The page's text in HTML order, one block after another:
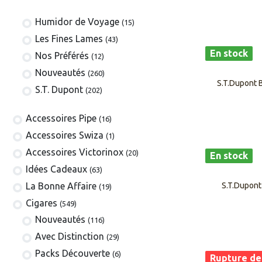
Humidor de Voyage (15)
Les Fines Lames (43)
Nos Préférés (12)
Nouveautés (260)
S.T. Dupont (202)
​​​​​​​​​​Accessoires Pipe (16)
Accessoires Swiza (1)
​​​​​​​​​​Accessoires Victorinox (20)
Idées Cadeaux (63)
La Bonne Affaire (19)
​​​Cigares (549)
​Nouveautés (116)
Avec Distinction (29)
Packs Découverte (6)
En stock
S.T.Dupont
En stock
Rupture